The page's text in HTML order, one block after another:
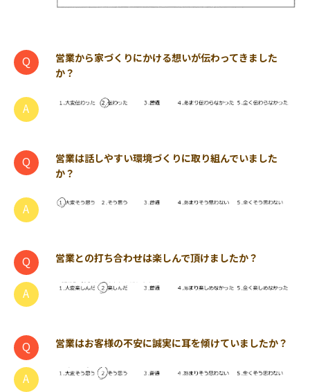
営業から家づくりにかける想いが伝わってきました
か？
営業は話しやすい環境づくりに取り組んでいました
か？
営業との打ち合わせは楽しんで頂けましたか？
営業はお客様の不安に誠実に耳を傾けていましたか？